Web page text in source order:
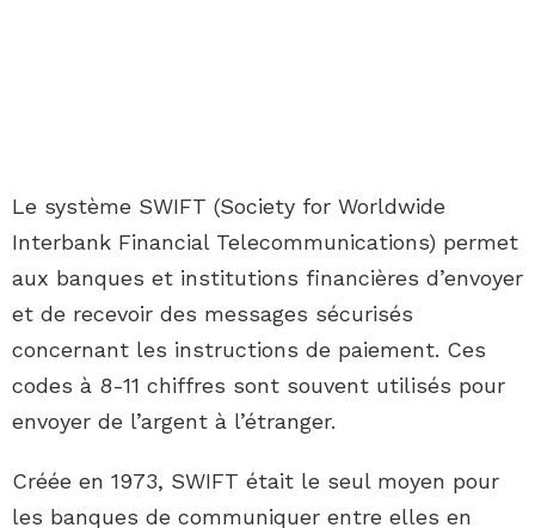
Le système SWIFT (Society for Worldwide
Interbank Financial Telecommunications) permet
aux banques et institutions financières d’envoyer
et de recevoir des messages sécurisés
concernant les instructions de paiement. Ces
codes à 8-11 chiffres sont souvent utilisés pour
envoyer de l’argent à l’étranger.
Créée en 1973, SWIFT était le seul moyen pour
les banques de communiquer entre elles en